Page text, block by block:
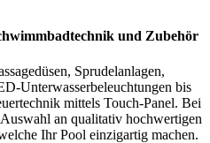
und Zubehör
Sprudelanlagen,
Unterwasserbeleuchtungen bis
mittels Touch-Panel. Bei
an qualitativ hochwertigen
Ihr Pool einzigartig machen.